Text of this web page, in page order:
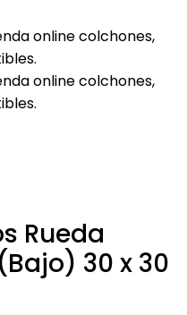
Rueda
30 x 30